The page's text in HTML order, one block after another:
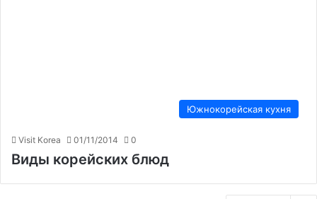
Южнокорейская кухня
Visit Korea 01/11/2014 0
Виды корейских блюд